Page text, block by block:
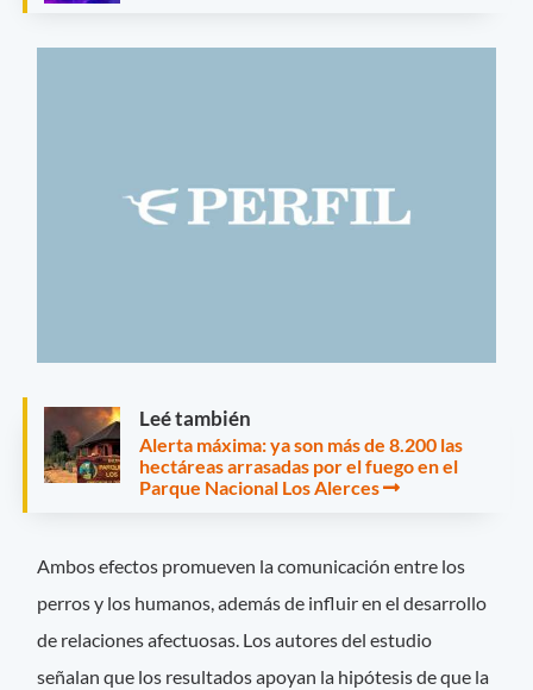
Leé también
Alerta máxima: ya son más de 8.200 las
hectáreas arrasadas por el fuego en el
Parque Nacional Los Alerces
Ambos efectos promueven la comunicación entre los
perros y los humanos, además de influir en el desarrollo
de relaciones afectuosas. Los autores del estudio
señalan que los resultados apoyan la hipótesis de que la